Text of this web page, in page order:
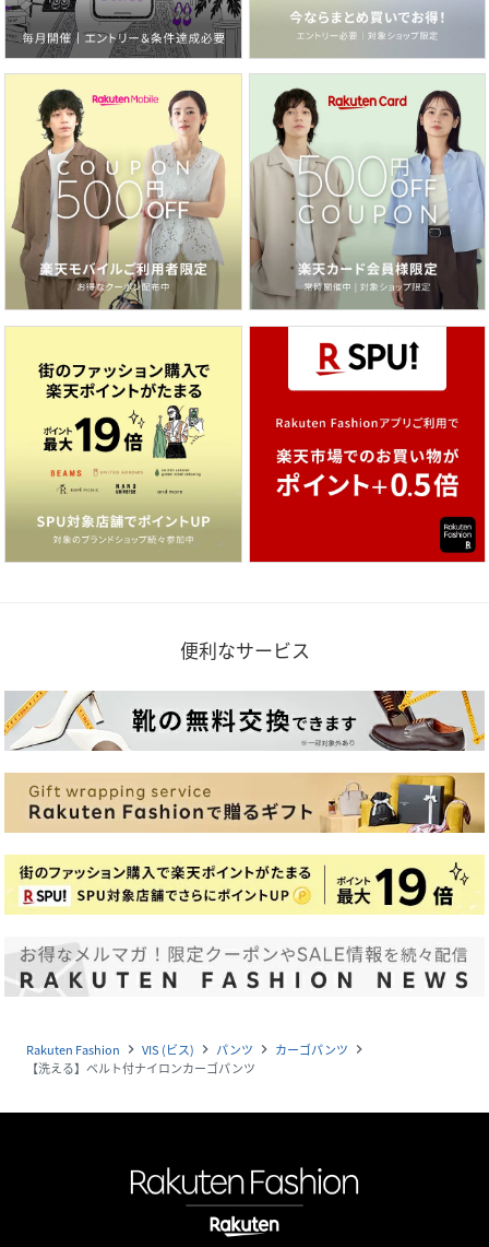
便利なサービス
Rakuten Fashion navigate_next VIS (ビス) navigate_next パンツ navigate_next カーゴパンツ navigate_next
【洗える】ベルト付ナイロンカーゴパンツ